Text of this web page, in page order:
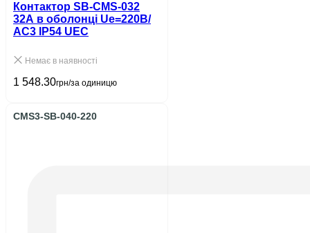
Контактор SB-CMS-032
32A в оболонці Ue=220В/
АС3 IP54 UEC
Немає в наявності
1 548.30грн/за одиницю
CMS3-SB-040-220